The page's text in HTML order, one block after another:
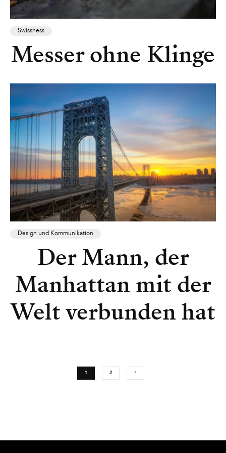
Swissness
Messer ohne Klinge
Design und Kommunikation
Der Mann, der
Manhattan mit der
Welt verbunden hat
1 2